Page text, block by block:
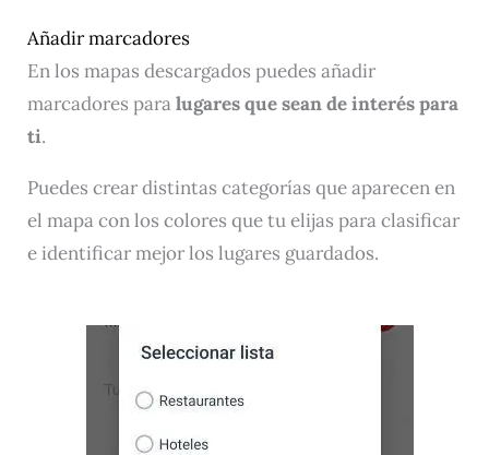
Añadir marcadores
En los mapas descargados puedes añadir
marcadores paralugares que sean de interés para
ti.
Puedes crear distintas categorías que aparecen en
el mapa con los colores que tu elijas para clasificar
e identificar mejor los lugares guardados.